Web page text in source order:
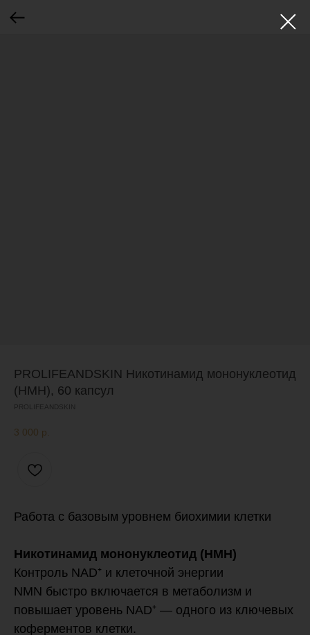
PROLIFEANDSKIN Никотинамид мононуклеотид
(НМН), 60 капсул
PROLIFEANDSKIN
3 000 р.
Работа с базовым уровнем биохимии клетки
Никотинамид мононуклеотид (НМН)
Контроль NAD⁺ и клеточной энергии
NMN быстро включается в метаболизм и
повышает уровень NAD⁺ — одного из ключевых
коферментов клетки.